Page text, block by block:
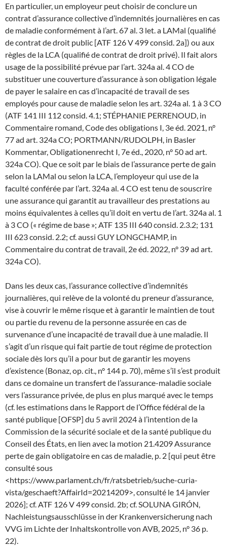
En particulier, un employeur peut choisir de conclure un
contrat d’assurance collective d’indemnités journalières en cas
de maladie conformément à l’art. 67 al. 3 let. a LAMal (qualifié
de contrat de droit public [ATF 126 V 499 consid. 2a]) ou aux
règles de la LCA (qualifié de contrat de droit privé). Il fait alors
usage de la possibilité prévue par l’art. 324a al. 4 CO de
substituer une couverture d’assurance à son obligation légale
de payer le salaire en cas d’incapacité de travail de ses
employés pour cause de maladie selon les art. 324a al. 1 à 3 CO
(ATF 141 III 112 consid. 4.1; STÉPHANIE PERRENOUD, in
Commentaire romand, Code des obligations I, 3e éd. 2021, n°
77 ad art. 324a CO; PORTMANN/RUDOLPH, in Basler
Kommentar, Obligationenrecht I, 7e éd., 2020, n° 50 ad art.
324a CO). Que ce soit par le biais de l’assurance perte de gain
selon la LAMal ou selon la LCA, l’employeur qui use de la
faculté conférée par l’art. 324a al. 4 CO est tenu de souscrire
une assurance qui garantit au travailleur des prestations au
moins équivalentes à celles qu’il doit en vertu de l’art. 324a al. 1
à 3 CO (« régime de base »; ATF 135 III 640 consid. 2.3.2; 131
III 623 consid. 2.2; cf. aussi GUY LONGCHAMP, in
Commentaire du contrat de travail, 2e éd. 2022, n° 39 ad art.
324a CO).
Dans les deux cas, l’assurance collective d’indemnités
journalières, qui relève de la volonté du preneur d’assurance,
vise à couvrir le même risque et à garantir le maintien de tout
ou partie du revenu de la personne assurée en cas de
survenance d’une incapacité de travail due à une maladie. Il
s’agit d’un risque qui fait partie de tout régime de protection
sociale dès lors qu’il a pour but de garantir les moyens
d’existence (Bonaz, op. cit., n° 144 p. 70), même s’il s’est produit
dans ce domaine un transfert de l’assurance-maladie sociale
vers l’assurance privée, de plus en plus marqué avec le temps
(cf. les estimations dans le Rapport de l’Office fédéral de la
santé publique [OFSP] du 5 avril 2024 à l’intention de la
Commission de la sécurité sociale et de la santé publique du
Conseil des États, en lien avec la motion 21.4209 Assurance
perte de gain obligatoire en cas de maladie, p. 2 [qui peut être
consulté sous
<https://www.parlament.ch/fr/ratsbetrieb/suche-curia-
vista/geschaeft?AffairId=20214209>, consulté le 14 janvier
2026]; cf. ATF 126 V 499 consid. 2b; cf. SOLUNA GIRÓN,
Nachleistungsausschlüsse in der Krankenversicherung nach
VVG im Lichte der Inhaltskontrolle von AVB, 2025, n° 36 p.
22).